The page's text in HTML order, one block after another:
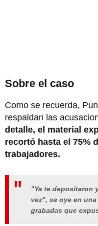
Sobre el caso
Como se recuerda,
respaldan las
detalle, el material
recortó hasta el 75%
trabajadores.
"Ya te depositaron
vez", se oye en
grabadas que